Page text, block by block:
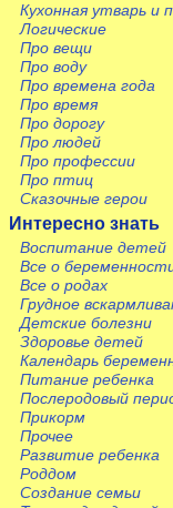
Кухонная утварь и
Логические
Про вещи
Про воду
Про времена года
Про время
Про дорогу
Про людей
Про профессии
Про птиц
Сказочные герои
Интересно знать
Воспитание детей
Все о
Все о родах
Грудное
Детские болезни
Здоровье детей
Календарь
Питание ребенка
Послеродовый
Прикорм
Прочее
Развитие ребенка
Роддом
Создание семьи